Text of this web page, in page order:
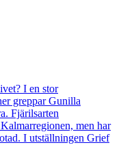
I en stor
greppar Gunilla
Fjärilsarten
men har
I utställningen Grief